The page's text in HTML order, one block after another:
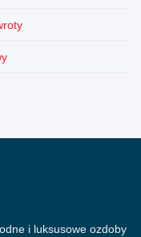
i luksusowe ozdoby